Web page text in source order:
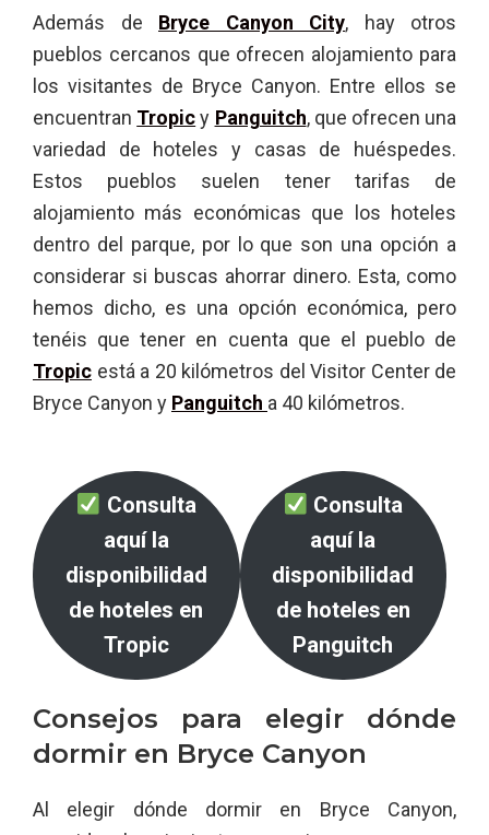
Además de Bryce Canyon City, hay otros
pueblos cercanos que ofrecen alojamiento para
los visitantes de Bryce Canyon. Entre ellos se
encuentran Tropicy Panguitch, que ofrecen una
variedad de hoteles y casas de huéspedes.
Estos pueblos suelen tener tarifas de
alojamiento más económicas que los hoteles
dentro del parque, por lo que son una opción a
considerar si buscas ahorrar dinero. Esta, como
hemos dicho, es una opción económica, pero
tenéis que tener en cuenta que el pueblo de
Tropic está a 20 kilómetros del Visitor Center de
Bryce Canyon y Panguitch a 40 kilómetros.
Consulta
aquí la
disponibilidad
de hoteles en
Tropic
Consulta
aquí la
disponibilidad
de hoteles en
Panguitch
Consejos para elegir dónde
dormir en Bryce Canyon
Al elegir dónde dormir en Bryce Canyon,